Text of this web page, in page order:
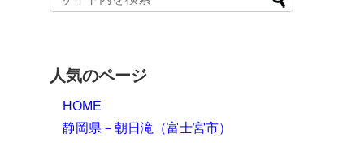
人気のページ
HOME
静岡県－朝日滝（富士宮市）